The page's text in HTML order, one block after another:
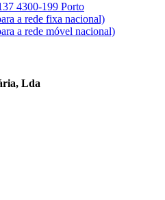
4300-199 Porto
a rede fixa nacional)
a rede móvel nacional)
Lda